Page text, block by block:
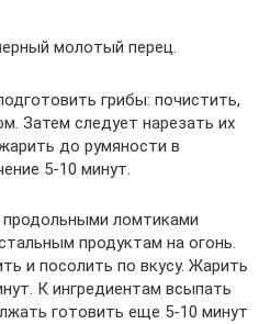
молотый перец.
грибы: почистить,
Затем следует нарезать их
до румяности в
5-10 минут.
ломтиками
продуктам на огонь.
и посолить по вкусу. Жарить
К ингредиентам всыпать
готовить еще 5-10 минут